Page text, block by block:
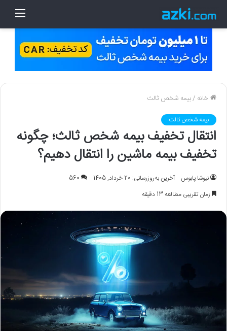
منو
خانه /بیمه شخص ثالث
بیمه شخص ثالث
انتقال تخفیف بیمه شخص ثالث؛ چگونه
تخفیف بیمه ماشین را انتقال دهیم؟
نیوشا پابوس آخرین به‌روزرسانی: 20 خرداد, 1405
560
زمان تقریبی مطالعه 13 دقیقه